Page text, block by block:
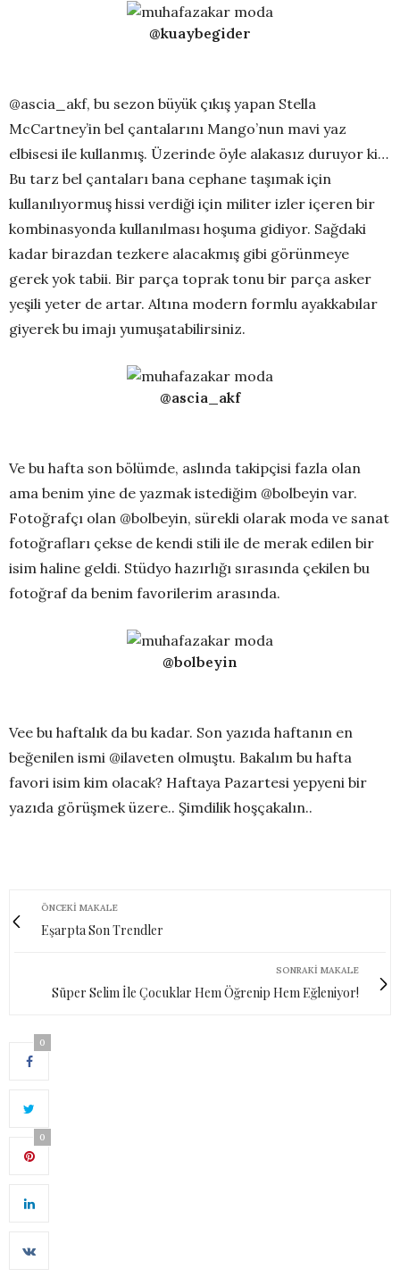
@kuaybegider
@ascia_akf, bu sezon büyük çıkış yapan Stella
McCartney’in bel çantalarını Mango’nun mavi yaz
elbisesi ile kullanmış. Üzerinde öyle alakasız duruyor ki…
Bu tarz bel çantaları bana cephane taşımak için
kullanılıyormuş hissi verdiği için militer izler içeren bir
kombinasyonda kullanılması hoşuma gidiyor. Sağdaki
kadar birazdan tezkere alacakmış gibi görünmeye
gerek yok tabii. Bir parça toprak tonu bir parça asker
yeşili yeter de artar. Altına modern formlu ayakkabılar
giyerek bu imajı yumuşatabilirsiniz.
@ascia_akf
Ve bu hafta son bölümde, aslında takipçisi fazla olan
ama benim yine de yazmak istediğim @bolbeyin var.
Fotoğrafçı olan @bolbeyin, sürekli olarak moda ve sanat
fotoğrafları çekse de kendi stili ile de merak edilen bir
isim haline geldi. Stüdyo hazırlığı sırasında çekilen bu
fotoğraf da benim favorilerim arasında.
@bolbeyin
Vee bu haftalık da bu kadar. Son yazıda haftanın en
beğenilen ismi @ilaveten olmuştu. Bakalım bu hafta
favori isim kim olacak? Haftaya Pazartesi yepyeni bir
yazıda görüşmek üzere.. Şimdilik hoşçakalın..
ÖNCEKI MAKALE
Eşarpta Son Trendler
SONRAKI MAKALE
Süper Selim İle Çocuklar Hem Öğrenip Hem Eğleniyor!
0
0